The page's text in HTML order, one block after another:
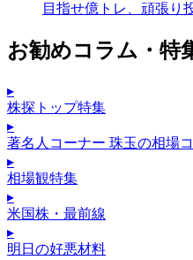
目指せ億トレ、頑張り
お勧めコラム・特
▸
株探トップ特集
▸
著名人コーナー 珠玉の相場
▸
相場観特集
▸
米国株・最前線
▸
明日の好悪材料